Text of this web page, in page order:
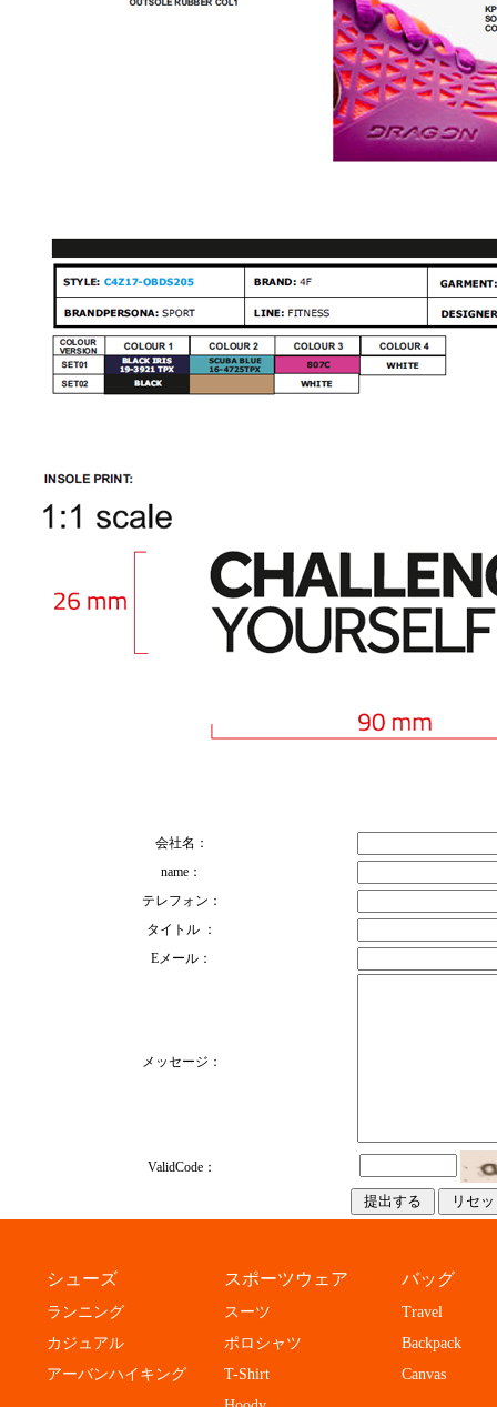
会社名：
name：
テレフォン：
タイトル ：
Eメール：
メッセージ：
ValidCode：
シューズ
ランニング
カジュアル
アーバンハイキング
スポーツウェア
スーツ
ポロシャツ
T-Shirt
バッグ
Travel
Backpack
Canvas